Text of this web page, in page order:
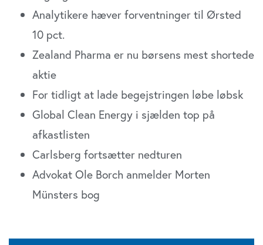
din brug af vores website med vores partnere inden for
sociale medier, annonceringspartnere og
analysepartnere. Vores partnere kan kombinere disse
de har indsamlet fra din brug af deres tjenester. Du
samtykker til vores cookies, hvis du fortsætter med at
anvende vores hjemmeside.
Analytikere hæver forventninger til Ørsted
10 pct.
Zealand Pharma er nu børsens mest shortede
aktie
For tidligt at lade begejstringen løbe løbsk
Global Clean Energy i sjælden top på
afkastlisten
Carlsberg fortsætter nedturen
Advokat Ole Borch anmelder Morten
Münsters bog